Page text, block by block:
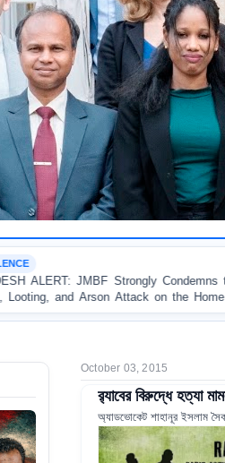
Condemns the
on the Home of
OP-
Police
Test
October 03, 2015
র‍্যাবের বিরুদ্ধে হত্যা
অ্যাডভোকেট শাহানূর ইসলাম